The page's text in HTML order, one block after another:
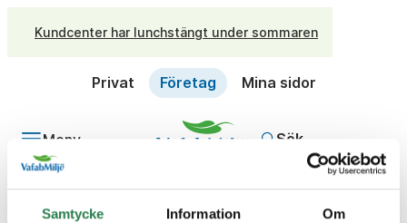
Samtycke Information Om
Kundcenter har lunchstängt under sommaren
Privat Företag Mina sidor
Meny Sök
Företag Frågor och svar